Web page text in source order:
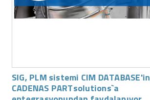
SIG, PLM sistemi CIM DATABASE'in
CADENAS PARTsolutions`a